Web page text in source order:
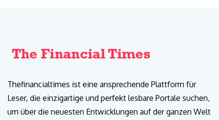
Thefinancialtimes ist eine ansprechende Plattform für
Leser, die einzigartige und perfekt lesbare Portale suchen,
um über die neuesten Entwicklungen auf der ganzen Welt